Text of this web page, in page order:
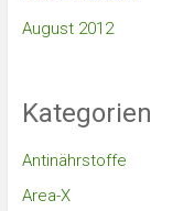
August 2012
Kategorien
Antinährstoffe
Area-X